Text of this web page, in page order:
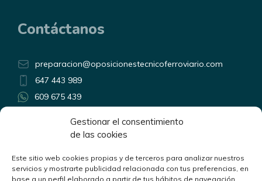
Gestionar el consentimiento
de las cookies
Este sitio web cookies propias y de terceros para analizar nuestros
servicios y mostrarte publicidad relacionada con tus preferencias, en
base a un perfil elaborado a partir de tus hábitos de navegación
Contáctanos
preparacion@oposicionestecnicoferroviario.com
647 443 989
609 675 439
Lunes a Viernes de 9:00 a 14:00
y de 17:00 a 20:00
Linkedin
YouTube